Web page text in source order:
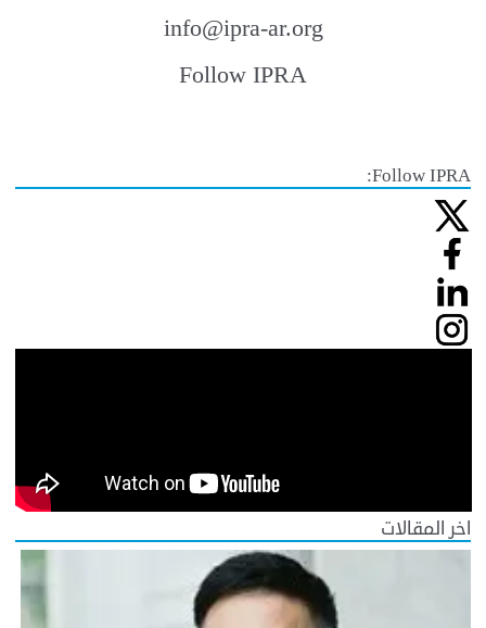
info@ipra-ar.org
Follow IPRA
Follow IPRA:
اخر المقالات